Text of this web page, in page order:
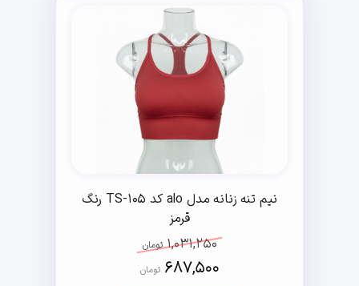
نیم تنه زنانه مدل alo کد TS-105 رنگ
قرمز
1,031,250 تومان
687,500 تومان